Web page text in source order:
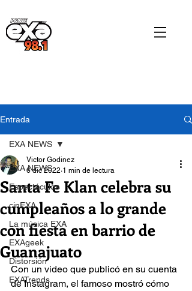
Entrada
EXA NEWS
Espectáculos
cinEXA
La música EXA
EXAgeek
Distorsión
EXATrends
EXA NEWS
Santa Fe Klan celebra su
cumpleaños a lo grande
con fiesta en barrio de
Guanajuato
Victor Godinez
6 dic 2022 1 min de lectura
Con un video que publicó en su cuenta
de Instagram, el famoso mostró cómo